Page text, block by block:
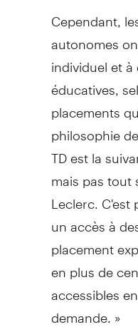
Cependant,
autonomes
individuel et
éducatives,
placements
philosophie
TD est la
mais pas tout
Leclerc.
un accès à
placement
en plus de
accessibles
demande. »